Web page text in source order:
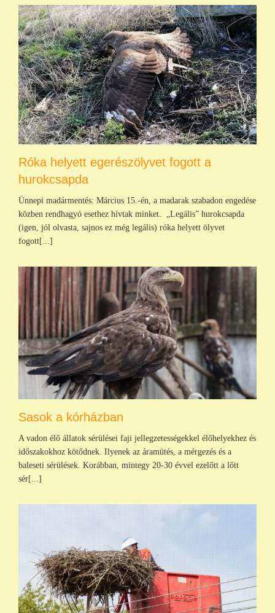
Róka helyett egerészölyvet fogott a
hurokcsapda
Ünnepi madármentés: Március 15.-én, a madarak szabadon engedése
közben rendhagyó esethez hívtak minket. „Legális” hurokcsapda
(igen, jól olvasta, sajnos ez még legális) róka helyett ölyvet
fogott[...]
Sasok a kórházban
A vadon élő állatok sérülései faji jellegzetességekkel élőhelyekhez és
időszakokhoz kötődnek. Ilyenek az áramütés, a mérgezés és a
baleseti sérülések. Korábban, mintegy 20-30 évvel ezelőtt a lőtt
sér[...]